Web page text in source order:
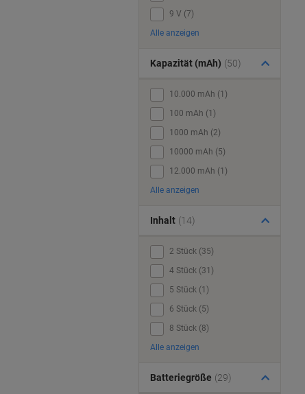
9 V (7)
Alle anzeigen
Kapazität (mAh) (50)
10.000 mAh (1)
100 mAh (1)
1000 mAh (2)
10000 mAh (5)
12.000 mAh (1)
Alle anzeigen
Inhalt (14)
2 Stück (35)
4 Stück (31)
5 Stück (1)
6 Stück (5)
8 Stück (8)
Alle anzeigen
Batteriegröße (29)